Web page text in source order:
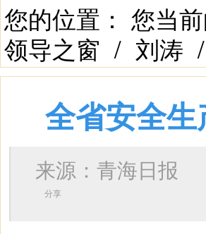
您的位置： 您当前
领导之窗 / 刘涛 /
全省安全
来源：青海日
分享